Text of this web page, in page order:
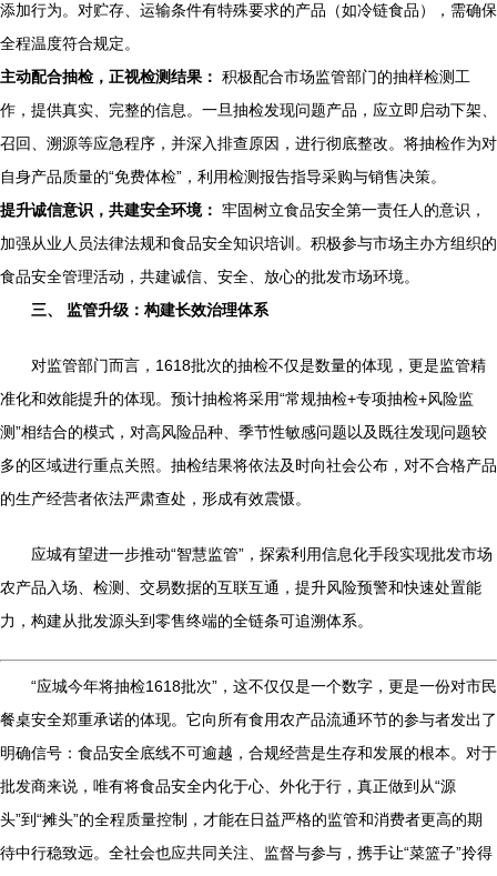
添加行为。对贮存、运输条件有特殊要求的产品（如冷链食品），需确保
全程温度符合规定。
主动配合抽检，正视检测结果： 积极配合市场监管部门的抽样检测工
作，提供真实、完整的信息。一旦抽检发现问题产品，应立即启动下架、
召回、溯源等应急程序，并深入排查原因，进行彻底整改。将抽检作为对
自身产品质量的“免费体检”，利用检测报告指导采购与销售决策。
提升诚信意识，共建安全环境： 牢固树立食品安全第一责任人的意识，
加强从业人员法律法规和食品安全知识培训。积极参与市场主办方组织的
食品安全管理活动，共建诚信、安全、放心的批发市场环境。
三、 监管升级：构建长效治理体系
对监管部门而言，1618批次的抽检不仅是数量的体现，更是监管精
准化和效能提升的体现。预计抽检将采用“常规抽检+专项抽检+风险监
测”相结合的模式，对高风险品种、季节性敏感问题以及既往发现问题较
多的区域进行重点关照。抽检结果将依法及时向社会公布，对不合格产品
的生产经营者依法严肃查处，形成有效震慑。
应城有望进一步推动“智慧监管”，探索利用信息化手段实现批发市场
农产品入场、检测、交易数据的互联互通，提升风险预警和快速处置能
力，构建从批发源头到零售终端的全链条可追溯体系。
“应城今年将抽检1618批次”，这不仅仅是一个数字，更是一份对市民
餐桌安全郑重承诺的体现。它向所有食用农产品流通环节的参与者发出了
明确信号：食品安全底线不可逾越，合规经营是生存和发展的根本。对于
批发商来说，唯有将食品安全内化于心、外化于行，真正做到从“源
头”到“摊头”的全程质量控制，才能在日益严格的监管和消费者更高的期
待中行稳致远。全社会也应共同关注、监督与参与，携手让“菜篮子”拎得